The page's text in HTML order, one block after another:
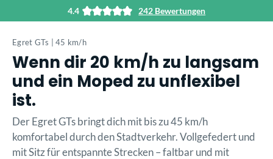
4.4 242 Bewertungen
Egret GTs | 45 km/h
Wenn dir 20 km/h zu langsam
und ein Moped zu unflexibel
ist.
Der Egret GTs bringt dich mit bis zu 45 km/h
komfortabel durch den Stadtverkehr. Vollgefedert und
mit Sitz für entspannte Strecken – faltbar und mit